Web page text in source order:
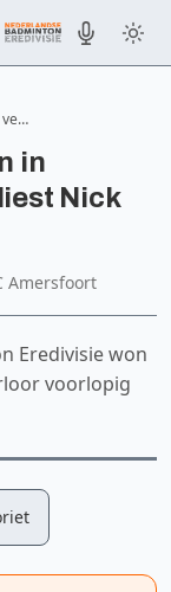
ve…
in
Nick
Amersfoort
Eredivisie won
voorlopig